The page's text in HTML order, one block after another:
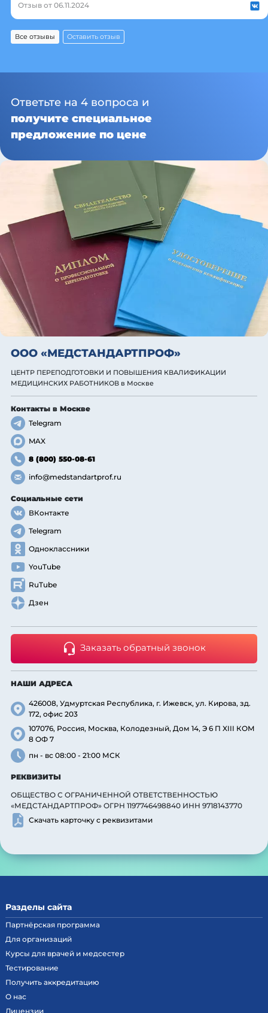
Отзыв от 06.11.2024
Все отзывы Оставить отзыв
Ответьте на 4 вопроса и
получите специальное
предложение по цене
ООО «МЕДСТАНДАРТПРОФ»
ЦЕНТР ПЕРЕПОДГОТОВКИ И ПОВЫШЕНИЯ КВАЛИФИКАЦИИ
МЕДИЦИНСКИХ РАБОТНИКОВ в Москве
Контакты в Москве
Telegram
MAX
8 (800) 550-08-61
info@medstandartprof.ru
Социальные сети
ВКонтакте
Telegram
Одноклассники
YouTube
RuTube
Дзен
Заказать обратный звонок
НАШИ АДРЕСА
426008, Удмуртская Республика, г. Ижевск, ул. Кирова, зд.
172, офис 203
107076, Россия, Москва, Колодезный, Дом 14, Э 6 П XIII КОМ
8 ОФ 7
пн - вс 08:00 - 21:00 МСК
РЕКВИЗИТЫ
ОБЩЕСТВО С ОГРАНИЧЕННОЙ ОТВЕТСТВЕННОСТЬЮ
«МЕДСТАНДАРТПРОФ» ОГРН 1197746498840 ИНН 9718143770
Скачать карточку с реквизитами
Разделы сайта
Партнёрская программа
Для организаций
Курсы для врачей и медсестер
Тестирование
Получить аккредитацию
О нас
Лицензии